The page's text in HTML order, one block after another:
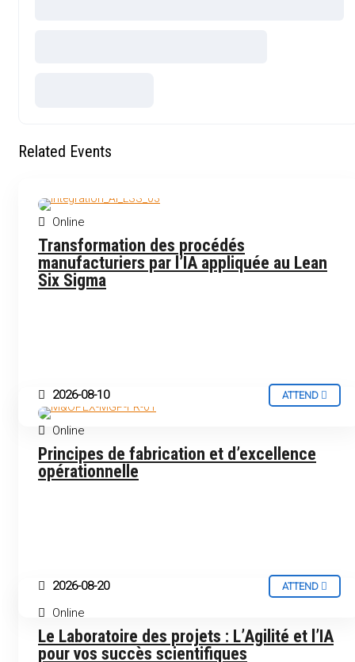
Related Events
FRENCH
Online
Transformation des procédés
manufacturiers par l’IA appliquée au Lean
Six Sigma
2026-08-10 ATTEND
FRENCH
Online
Principes de fabrication et d’excellence
opérationnelle
2026-08-20 ATTEND
Online
Le Laboratoire des projets : L’Agilité et l’IA
pour vos succès scientifiques